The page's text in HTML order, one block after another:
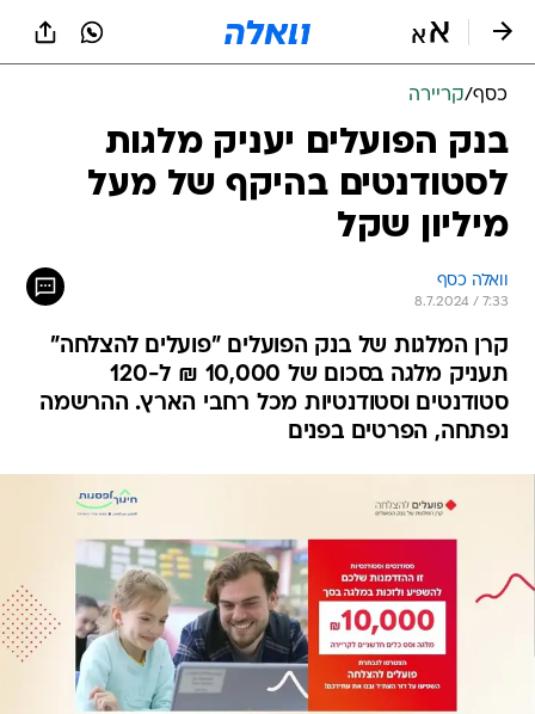
כסף/קריירה
בנק הפועלים יעניק מלגות
לסטודנטים בהיקף של מעל
מיליון שקל
וואלה כסף
8.7.2024 / 7:33
קרן המלגות של בנק הפועלים "פועלים להצלחה"
תעניק מלגה בסכום של 10,000 ₪ ל-120
סטודנטים וסטודנטיות מכל רחבי הארץ. ההרשמה
נפתחה, הפרטים בפנים